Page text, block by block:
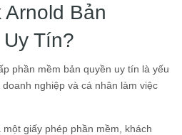
Arnold Bản
Tín?
phần mềm bản quyền uy tín là yếu
nghiệp và cá nhân làm việc
giấy phép phần mềm, khách